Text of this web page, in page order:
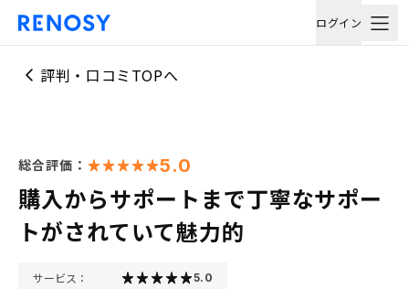
ログイン
評判・口コミTOPへ
総合評価： 5.0
購入からサポートまで丁寧なサポー
トがされていて魅力的
サービス： 5.0